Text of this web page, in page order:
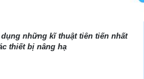
dụng những kĩ thuật tiên tiến nhất
thiết bị nâng hạ